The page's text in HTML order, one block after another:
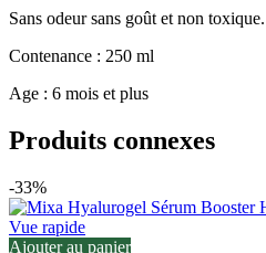
Sans odeur sans goût et non toxique.
Contenance : 250 ml
Age : 6 mois et plus
Produits connexes
-33%
Vue rapide
Ajouter au panier